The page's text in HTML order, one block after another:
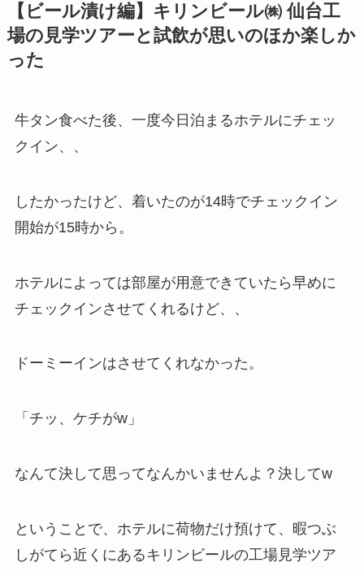
【ビール漬け編】キリンビール㈱ 仙台工
場の見学ツアーと試飲が思いのほか楽しか
った
牛タン食べた後、一度今日泊まるホテルにチェッ
クイン、、
したかったけど、着いたのが14時でチェックイン
開始が15時から。
ホテルによっては部屋が用意できていたら早めに
チェックインさせてくれるけど、、
ドーミーインはさせてくれなかった。
「チッ、ケチがw」
なんて決して思ってなんかいませんよ？決してw
ということで、ホテルに荷物だけ預けて、暇つぶ
しがてら近くにあるキリンビールの工場見学ツア